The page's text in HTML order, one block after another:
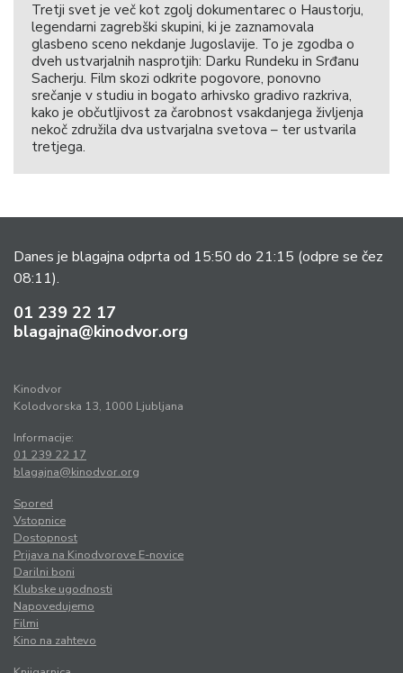
Tretji svet je več kot zgolj dokumentarec o Haustorju,
legendarni zagrebški skupini, ki je zaznamovala
glasbeno sceno nekdanje Jugoslavije. To je zgodba o
dveh ustvarjalnih nasprotjih: Darku Rundeku in Srđanu
Sacherju. Film skozi odkrite pogovore, ponovno
srečanje v studiu in bogato arhivsko gradivo razkriva,
kako je občutljivost za čarobnost vsakdanjega življenja
nekoč združila dva ustvarjalna svetova – ter ustvarila
tretjega.
Danes je blagajna odprta od 15:50 do 21:15 (odpre se čez
08:11).
01 239 22 17
blagajna@kinodvor.org
Kinodvor
Kolodvorska 13, 1000 Ljubljana
Informacije:
01 239 22 17
blagajna@kinodvor.org
Spored
Vstopnice
Dostopnost
Prijava na Kinodvorove E-novice
Darilni boni
Klubske ugodnosti
Napovedujemo
Filmi
Kino na zahtevo